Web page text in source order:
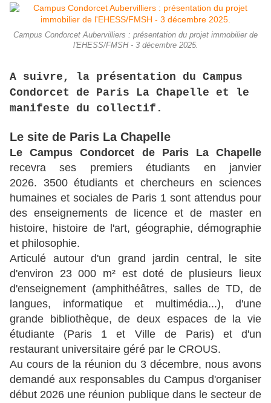
Campus Condorcet Aubervilliers : présentation du projet immobilier de
l'EHESS/FMSH - 3 décembre 2025.
A suivre, la présentation du Campus
Condorcet de Paris La Chapelle et le
manifeste du collectif.
Le site de Paris La Chapelle
Le Campus Condorcet de Paris La Chapelle
recevra ses premiers étudiants en janvier
2026. 3500 étudiants et chercheurs en sciences
humaines et sociales de Paris 1 sont attendus pour
des enseignements de licence et de master en
histoire, histoire de l'art, géographie, démographie
et philosophie.
Articulé autour d'un grand jardin central, le site
d'environ 23 000 m² est doté de plusieurs lieux
d'enseignement (amphithéâtres, salles de TD, de
langues, informatique et multimédia...), d'une
grande bibliothèque, de deux espaces de la vie
étudiante (Paris 1 et Ville de Paris) et d'un
restaurant universitaire géré par le CROUS.
Au cours de la réunion du 3 décembre, nous avons
demandé aux responsables du Campus d'organiser
début 2026 une réunion publique dans le secteur de